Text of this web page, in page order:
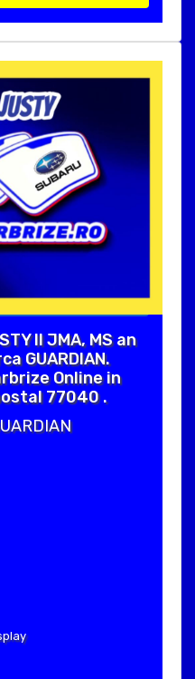
II JMA, MS an
GUARDIAN.
Online in
77040 .